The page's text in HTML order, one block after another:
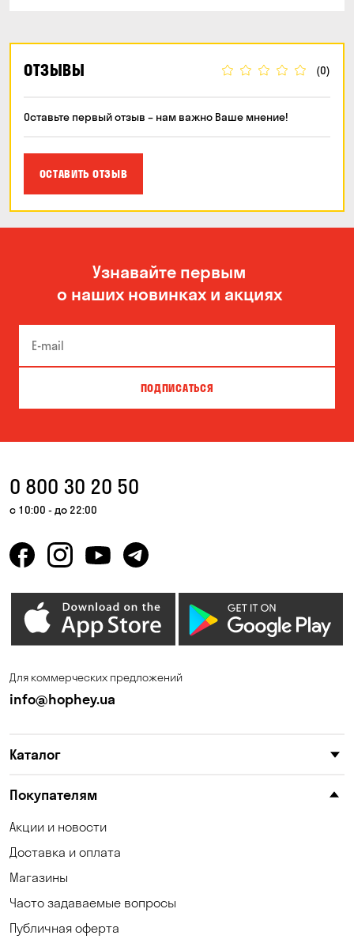
ОТЗЫВЫ (0)
Оставьте первый отзыв – нам важно Ваше мнение!
ОСТАВИТЬ ОТЗЫВ
Узнавайте первым
о наших новинках и акциях
ПОДПИСАТЬСЯ
0 800 30 20 50
с 10:00 - до 22:00
Для коммерческих предложений
info@hophey.ua
Каталог
Покупателям
Акции и новости
Доставка и оплата
Магазины
Часто задаваемые вопросы
Публичная оферта